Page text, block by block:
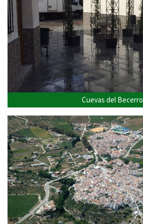
Cuevas del Becerro